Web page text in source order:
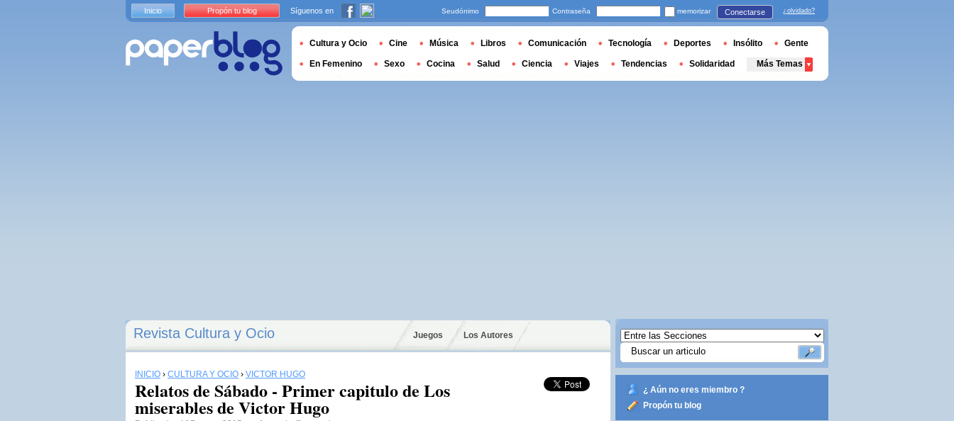
Revista Cultura y Ocio Juegos Los Autores
INICIO › CULTURA Y OCIO › VICTOR HUGO
Relatos de Sábado - Primer capitulo de Los
miserables de Victor Hugo
¿ Aún no eres miembro ?
Propón tu blog
Inicio Propón tu blog Síguenos en Seudónimo Contraseña memorizar Conectarse ¿olvidado?
Cultura y Ocio Cine Música Libros Comunicación Tecnología Deportes Insólito Gente
En Femenino Sexo Cocina Salud Ciencia Viajes Tendencias Solidaridad Más Temas